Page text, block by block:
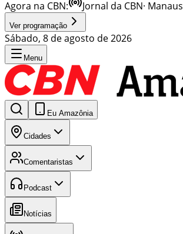
Agora na CBN:
Jornal da CBN· Manaus
Ver programação
Sábado, 8 de agosto de 2026
Menu
Eu Amazônia
Cidades
Comentaristas
Podcast
Notícias